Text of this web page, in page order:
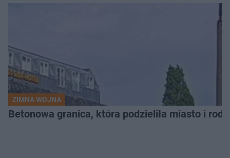
ZIMNA WOJNA
Betonowa granica, która podzieliła miasto i